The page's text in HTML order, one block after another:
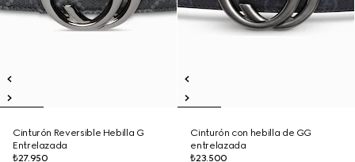
Cinturón Reversible Hebilla G
Entrelazada
₺27.950
Cinturón con hebilla de GG
entrelazada
₺23.500